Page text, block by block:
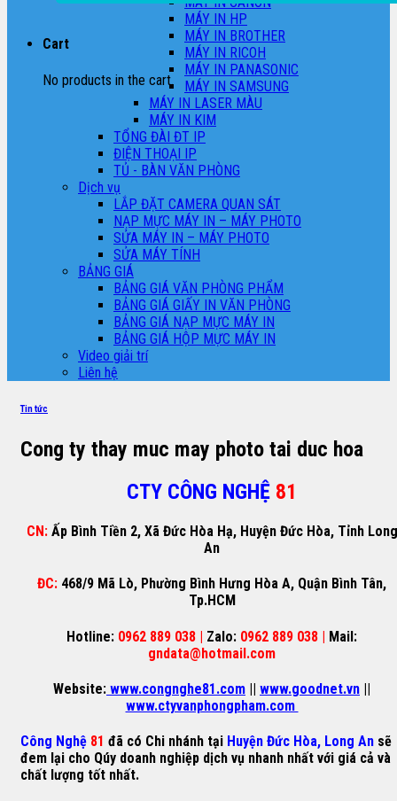
Cart
No products in the cart.
MÁY IN HP
MÁY IN BROTHER
MÁY IN RICOH
MÁY IN PANASONIC
MÁY IN SAMSUNG
MÁY IN LASER MÀU
MÁY IN KIM
TỔNG ĐÀI ĐT IP
ĐIỆN THOẠI IP
TỦ - BÀN VĂN PHÒNG
Dịch vụ
LẮP ĐẶT CAMERA QUAN SÁT
NẠP MỰC MÁY IN – MÁY PHOTO
SỬA MÁY IN – MÁY PHOTO
SỬA MÁY TÍNH
BẢNG GIÁ
BẢNG GIÁ VĂN PHÒNG PHẨM
BẢNG GIÁ GIẤY IN VĂN PHÒNG
BẢNG GIÁ NẠP MỰC MÁY IN
BẢNG GIÁ HỘP MỰC MÁY IN
Video giải trí
Liên hệ
Tin tức
Cong ty thay muc may photo tai duc hoa
CTY CÔNG NGHỆ 81
CN: Ấp Bình Tiền 2, Xã Đức Hòa Hạ, Huyện Đức Hòa, Tỉnh Long
An
ĐC: 468/9 Mã Lò, Phường Bình Hưng Hòa A, Quận Bình Tân,
Tp.HCM
Hotline: 0962 889 038 | Zalo: 0962 889 038 | Mail:
gndata@hotmail.com
Website: www.congnghe81.com || www.goodnet.vn ||
www.ctyvanphongpham.com
Công Nghệ 81 đã có Chi nhánh tại Huyện Đức Hòa, Long An sẽ
đem lại cho Qúy doanh nghiệp dịch vụ nhanh nhất với giá cả và
chất lượng tốt nhất.